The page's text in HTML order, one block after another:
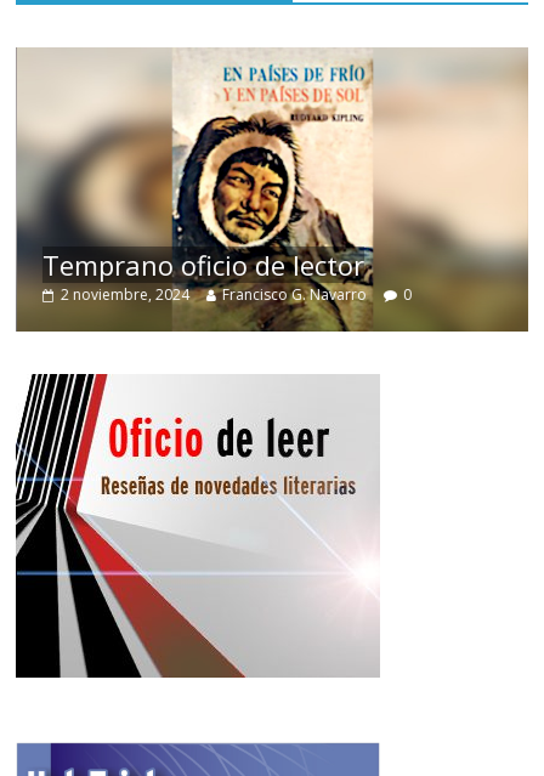
Temprano oficio de lector
2 noviembre, 2024 Francisco G. Navarro 0